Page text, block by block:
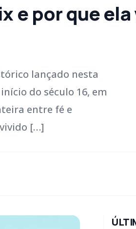
e por que
lançado nesta
do século 16, em
entre fé e
[…]